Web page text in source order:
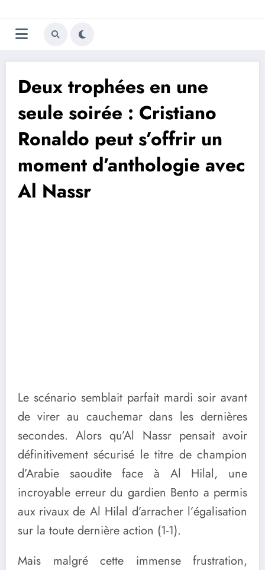
au
contenu
Trivela
L'actualité du football
Deux trophées en une
seule soirée : Cristiano
Ronaldo peut s’offrir un
moment d’anthologie avec
Al Nassr
Le scénario semblait parfait mardi soir avant
de virer au cauchemar dans les dernières
secondes. Alors qu’Al Nassr pensait avoir
définitivement sécurisé le titre de champion
d’Arabie saoudite face à Al Hilal, une
incroyable erreur du gardien Bento a permis
aux rivaux de Al Hilal d’arracher l’égalisation
sur la toute dernière action (1-1).
Mais malgré cette immense frustration,